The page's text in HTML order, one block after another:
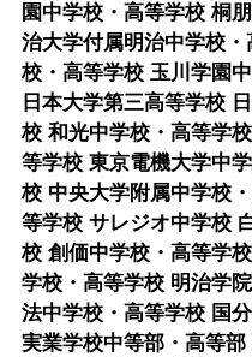
園中学校・高等学校 桐
治大学付属明治中学校
校・高等学校 玉川学園
日本大学第三高等学校
校 和光中学校・高等学
等学校 東京電機大学中
校 中央大学附属中学校
等学校 サレジオ中学校
校 創価中学校・高等学
学校・高等学校 明治学
法中学校・高等学校 国
実業学校中等部・高等